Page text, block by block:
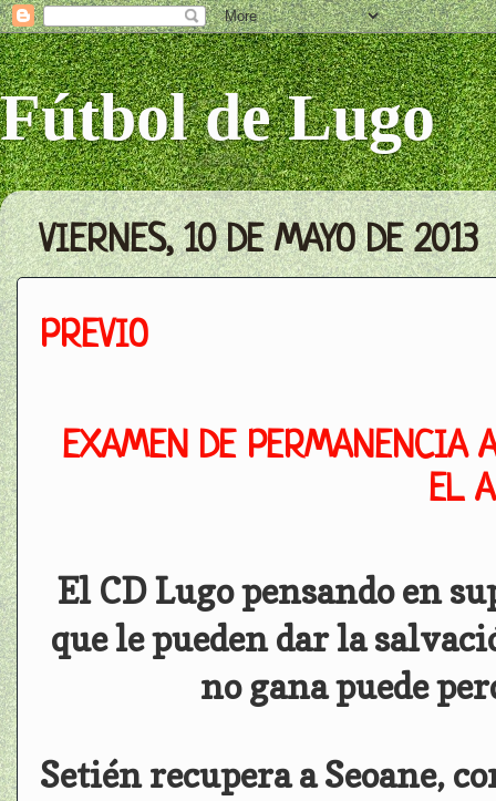
Fútbol de Lugo
VIERNES, 10 DE MAYO DE 2013
PREVIO
EXAMEN DE PERMANENCIA
EL
El CD Lugo pensando en
que le pueden dar la
no gana puede
Setién recupera a Seoane,